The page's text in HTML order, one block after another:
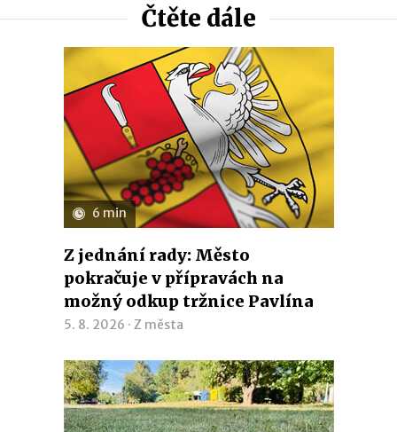
Čtěte dále
6 min
Z jednání rady: Město
pokračuje v přípravách na
možný odkup tržnice Pavlína
5. 8. 2026 · Z města